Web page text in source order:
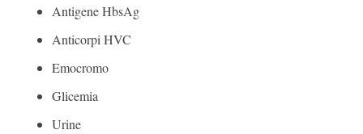
Antigene HbsAg
Anticorpi HVC
Emocromo
Glicemia
Urine